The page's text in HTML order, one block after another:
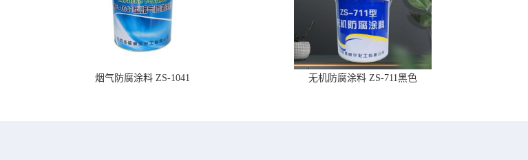
烟气防腐涂料 ZS-1041 无机防腐涂料 ZS-711黑色